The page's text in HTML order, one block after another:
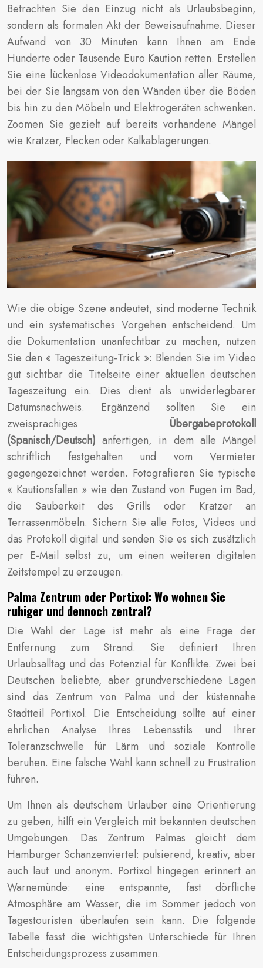
Betrachten Sie den Einzug nicht als Urlaubsbeginn,
sondern als formalen Akt der Beweisaufnahme. Dieser
Aufwand von 30 Minuten kann Ihnen am Ende
Hunderte oder Tausende Euro Kaution retten. Erstellen
Sie eine lückenlose Videodokumentation aller Räume,
bei der Sie langsam von den Wänden über die Böden
bis hin zu den Möbeln und Elektrogeräten schwenken.
Zoomen Sie gezielt auf bereits vorhandene Mängel
wie Kratzer, Flecken oder Kalkablagerungen.
Wie die obige Szene andeutet, sind moderne Technik
und ein systematisches Vorgehen entscheidend. Um
die Dokumentation unanfechtbar zu machen, nutzen
Sie den « Tageszeitung-Trick »: Blenden Sie im Video
gut sichtbar die Titelseite einer aktuellen deutschen
Tageszeitung ein. Dies dient als unwiderlegbarer
Datumsnachweis. Ergänzend sollten Sie ein
zweisprachiges Übergabeprotokoll
(Spanisch/Deutsch) anfertigen, in dem alle Mängel
schriftlich festgehalten und vom Vermieter
gegengezeichnet werden. Fotografieren Sie typische
« Kautionsfallen » wie den Zustand von Fugen im Bad,
die Sauberkeit des Grills oder Kratzer an
Terrassenmöbeln. Sichern Sie alle Fotos, Videos und
das Protokoll digital und senden Sie es sich zusätzlich
per E-Mail selbst zu, um einen weiteren digitalen
Zeitstempel zu erzeugen.
Palma Zentrum oder Portixol: Wo wohnen Sie
ruhiger und dennoch zentral?
Die Wahl der Lage ist mehr als eine Frage der
Entfernung zum Strand. Sie definiert Ihren
Urlaubsalltag und das Potenzial für Konflikte. Zwei bei
Deutschen beliebte, aber grundverschiedene Lagen
sind das Zentrum von Palma und der küstennahe
Stadtteil Portixol. Die Entscheidung sollte auf einer
ehrlichen Analyse Ihres Lebensstils und Ihrer
Toleranzschwelle für Lärm und soziale Kontrolle
beruhen. Eine falsche Wahl kann schnell zu Frustration
führen.
Um Ihnen als deutschem Urlauber eine Orientierung
zu geben, hilft ein Vergleich mit bekannten deutschen
Umgebungen. Das Zentrum Palmas gleicht dem
Hamburger Schanzenviertel: pulsierend, kreativ, aber
auch laut und anonym. Portixol hingegen erinnert an
Warnemünde: eine entspannte, fast dörfliche
Atmosphäre am Wasser, die im Sommer jedoch von
Tagestouristen überlaufen sein kann. Die folgende
Tabelle fasst die wichtigsten Unterschiede für Ihren
Entscheidungsprozess zusammen.